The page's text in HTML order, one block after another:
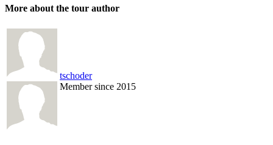
More about the tour author
tschoder
Member since 2015